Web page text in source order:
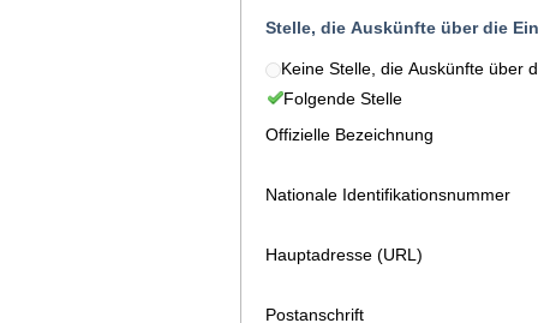
Stelle, die Auskünfte über die
Keine Stelle, die Auskünfte über
Folgende Stelle
Offizielle Bezeichnung
Nationale Identifikationsnummer
Hauptadresse (URL)
Postanschrift